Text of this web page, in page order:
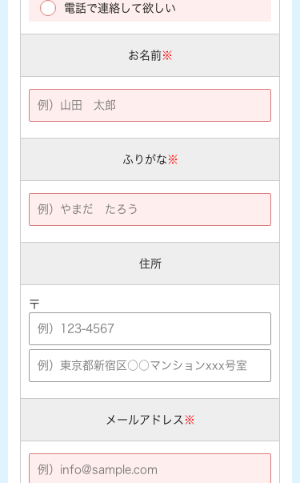
電話で連絡して欲しい
お名前※
ふりがな ※
住所
〒
メールアドレス ※